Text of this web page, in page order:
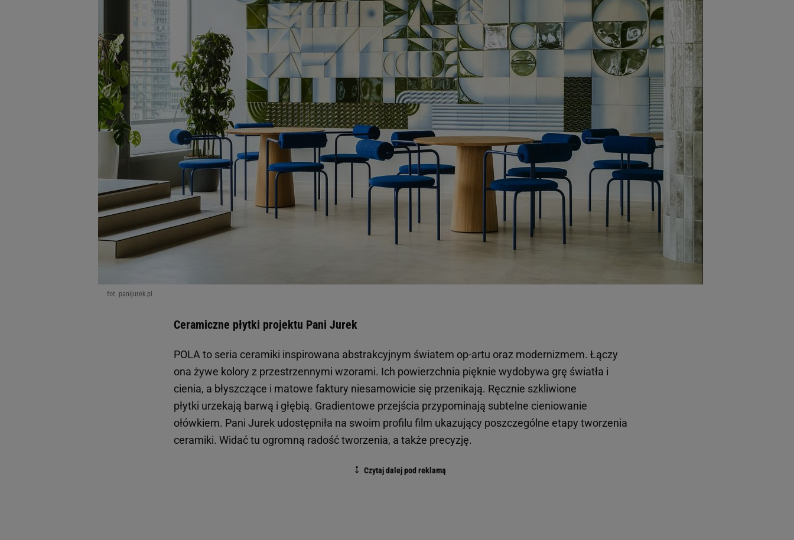
fot. panijurek.pl
Ceramiczne płytki projektu Pani Jurek
POLA to seria ceramiki inspirowana abstrakcyjnym światem op-artu oraz modernizmem. Łączy
ona żywe kolory z przestrzennymi wzorami. Ich powierzchnia pięknie wydobywa grę światła i
cienia, a błyszczące i matowe faktury niesamowicie się przenikają. Ręcznie szkliwione
płytki urzekają barwą i głębią. Gradientowe przejścia przypominają subtelne cieniowanie
ołówkiem. Pani Jurek udostępniła na swoim profilu film ukazujący poszczególne etapy tworzenia
ceramiki. Widać tu ogromną radość tworzenia, a także precyzję.
plików cookie możliwa jest także za pomocą ustawień przeglądarki.
My, nasi Zaufani Partnerzy i Agora S.A. możemy przetwarzać dane osobowe w następujących celach:
Użycie dokładnych danych geolokalizacyjnych. Aktywne skanowanie charakterystyki urządzenia do celów identyfikacji.
Przechowywanie informacji na urządzeniu lub dostęp do nich. Spersonalizowane reklamy i treści, pomiar reklam i treści,
badnie odbiorców i ulepszanie usług.
Lista Zaufanych Partnerów